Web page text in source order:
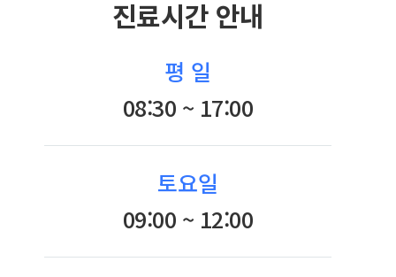
진료시간 안내
평 일
08:30 ~ 17:00
토요일
09:00 ~ 12:00